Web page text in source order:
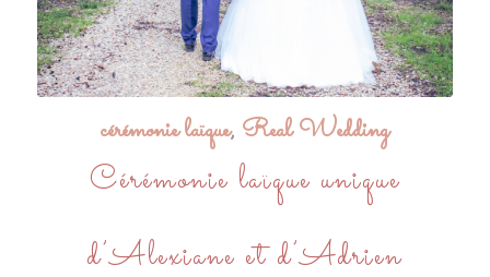
cérémonie laïque, Real Wedding
Cérémonie laïque unique
d’Alexiane et d’Adrien